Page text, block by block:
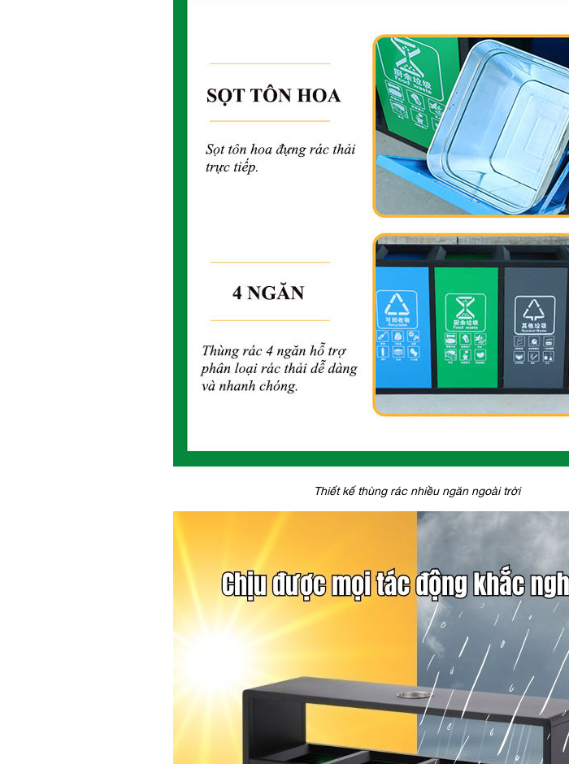
Thiết kế thùng rác nhiều ngăn ngoài trời